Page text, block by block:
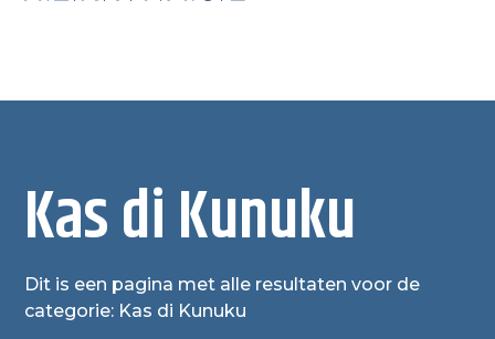
Kas di Kunuku
Dit is een pagina met alle resultaten voor de
categorie: Kas di Kunuku